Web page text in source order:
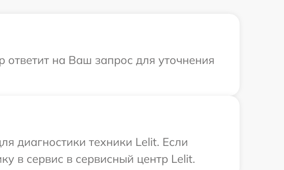
ответит на Ваш запрос для уточнения
диагностики техники Lelit. Если
в сервис в сервисный центр Lelit.